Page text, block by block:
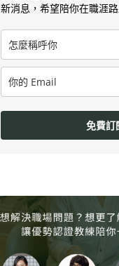
新消息，希望陪你在職涯
免費訂